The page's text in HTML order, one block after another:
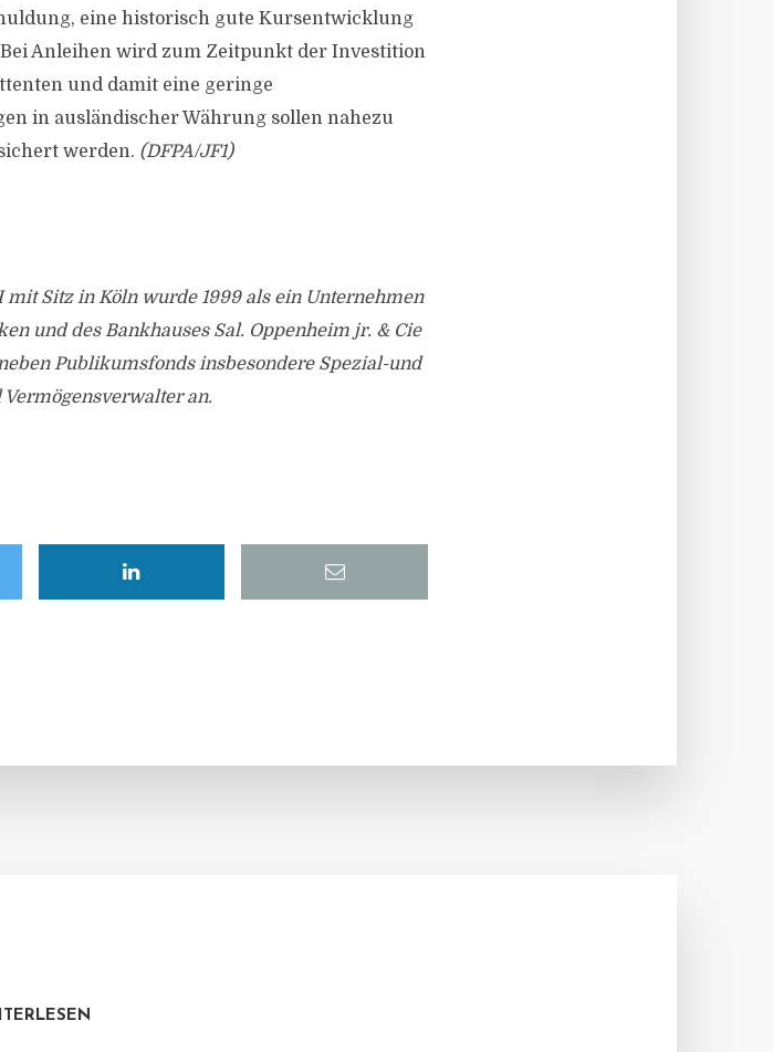
eine historisch gute Kursentwicklung
Anleihen wird zum Zeitpunkt der Investition
und damit eine geringe
in ausländischer Währung sollen nahezu
werden. (DFPA/JF1)
Sitz in Köln wurde 1999 als ein Unternehmen
und des Bankhauses Sal. Oppenheim jr. & Cie
Publikumsfonds insbesondere Spezial-und
an.